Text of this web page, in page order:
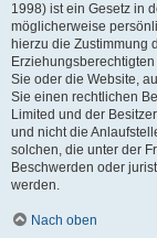
1998) ist ein Gesetz in
möglicherweise
hierzu die Zustimmung
Sie oder die Website,
Sie einen rechtlichen
Limited und der
und nicht die
solchen, die unter der
Beschwerden oder
werden.
Nach oben